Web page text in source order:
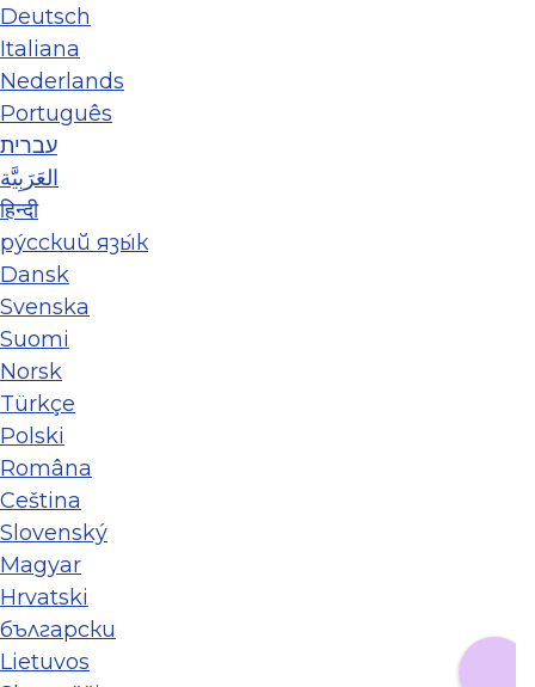
Deutsch
Italiana
Nederlands
Português
עברית
العَرَبِيَّة
हिन्दी
ру́сский язы́к
Dansk
Svenska
Suomi
Norsk
Türkçe
Polski
Româna
Ceština
Slovenský
Magyar
Hrvatski
български
Lietuvos